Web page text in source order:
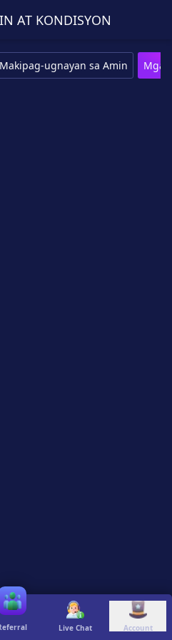
AT KONDISYON
Makipag-ugnayan sa Amin Mga
Live Chat Account